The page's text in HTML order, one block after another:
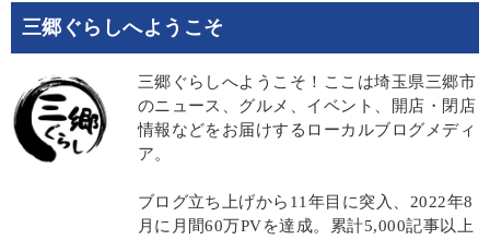
三郷ぐらしへようこそ
三郷ぐらしへようこそ！ここは埼玉県三郷市
のニュース、グルメ、イベント、開店・閉店
情報などをお届けするローカルブログメディ
ア。
ブログ立ち上げから11年目に突入、2022年8
月に月間60万PVを達成。累計5,000記事以上